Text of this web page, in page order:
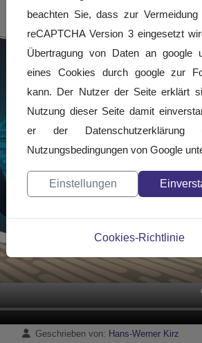
DetailsGeschrieben von: Hans-Werner Kirz
beachten Sie, dass zur
reCAPTCHA Version 3 eingesetzt
Übertragung von Daten an google
eines Cookies durch google zur
kann. Der Nutzer der Seite erklärt
Nutzung dieser Seite damit
er der Datenschutzerklärung
Nutzungsbedingungen von Google
Einstellungen
Cookies-Richtlinie